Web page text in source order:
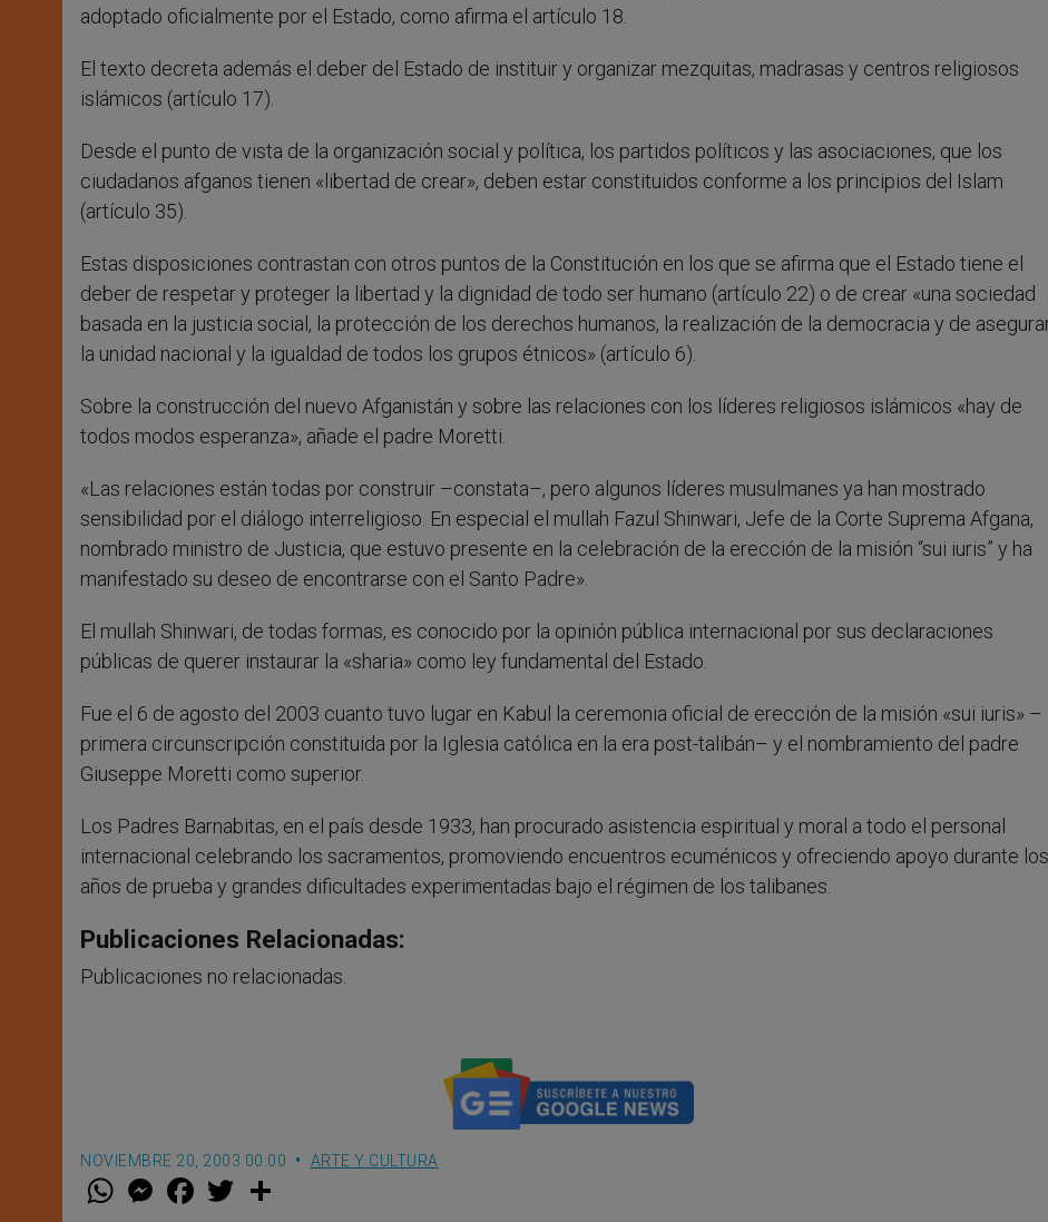
adoptado oficialmente por el Estado, como afirma el artículo 18.
El texto decreta además el deber del Estado de instituir y organizar mezquitas, madrasas y centros religiosos
islámicos (artículo 17).
Desde el punto de vista de la organización social y política, los partidos políticos y las asociaciones, que los
ciudadanos afganos tienen «libertad de crear», deben estar constituidos conforme a los principios del Islam
(artículo 35).
Estas disposiciones contrastan con otros puntos de la Constitución en los que se afirma que el Estado tiene el
deber de respetar y proteger la libertad y la dignidad de todo ser humano (artículo 22) o de crear «una sociedad
basada en la justicia social, la protección de los derechos humanos, la realización de la democracia y de
la unidad nacional y la igualdad de todos los grupos étnicos» (artículo 6).
Sobre la construcción del nuevo Afganistán y sobre las relaciones con los líderes religiosos islámicos «hay de
todos modos esperanza», añade el padre Moretti.
«Las relaciones están todas por construir –constata–, pero algunos líderes musulmanes ya han mostrado
sensibilidad por el diálogo interreligioso. En especial el mullah Fazul Shinwari, Jefe de la Corte Suprema Afgana,
nombrado ministro de Justicia, que estuvo presente en la celebración de la erección de la misión “sui iuris” y ha
manifestado su deseo de encontrarse con el Santo Padre».
El mullah Shinwari, de todas formas, es conocido por la opinión pública internacional por sus declaraciones
públicas de querer instaurar la «sharia» como ley fundamental del Estado.
Fue el 6 de agosto del 2003 cuanto tuvo lugar en Kabul la ceremonia oficial de erección de la misión «sui iuris» –
primera circunscripción constituida por la Iglesia católica en la era post-talibán– y el nombramiento del padre
Giuseppe Moretti como superior.
Los Padres Barnabitas, en el país desde 1933, han procurado asistencia espiritual y moral a todo el personal
internacional celebrando los sacramentos, promoviendo encuentros ecuménicos y ofreciendo apoyo durante los
años de prueba y grandes dificultades experimentadas bajo el régimen de los talibanes.
Publicaciones Relacionadas:
Publicaciones no relacionadas.
NOVIEMBRE 20, 2003 00:00 ARTE Y CULTURA
W M
e
F
a w